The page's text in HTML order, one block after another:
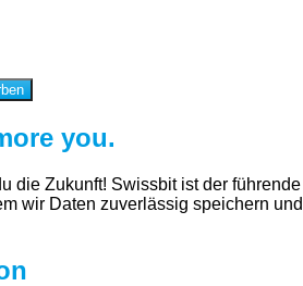
you.
die Zukunft! Swissbit ist der
wir Daten zuverlässig speichern